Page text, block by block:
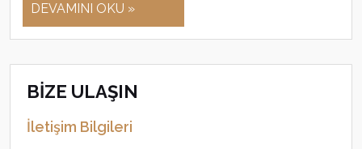
DEVAMINI OKU »
BİZE ULAŞIN
İletişim Bilgileri